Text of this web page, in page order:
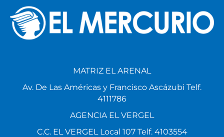
MATRIZ EL ARENAL
Av. De Las Américas y Francisco Ascázubi Telf.
4111786
AGENCIA EL VERGEL
C.C. EL VERGEL Local 107 Telf. 4103554